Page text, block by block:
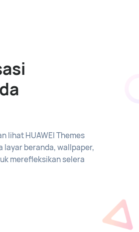
lihat HUAWEI Themes
layar beranda, wallpaper,
merefleksikan selera